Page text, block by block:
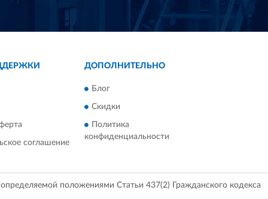
соглашение
ДОПОЛНИТЕЛЬНО
Блог
Скидки
Политика
конфиденциальности
положениями Статьи 437(2) Гражданского кодекса